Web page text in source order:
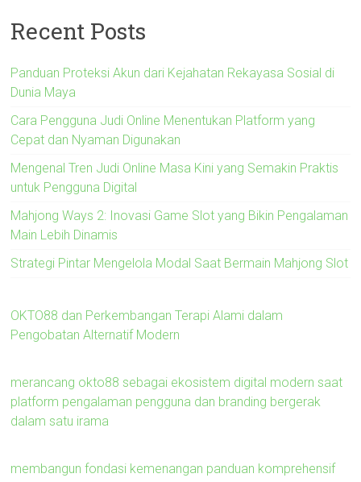
Recent Posts
Panduan Proteksi Akun dari Kejahatan Rekayasa Sosial di
Dunia Maya
Cara Pengguna Judi Online Menentukan Platform yang
Cepat dan Nyaman Digunakan
Mengenal Tren Judi Online Masa Kini yang Semakin Praktis
untuk Pengguna Digital
Mahjong Ways 2: Inovasi Game Slot yang Bikin Pengalaman
Main Lebih Dinamis
Strategi Pintar Mengelola Modal Saat Bermain Mahjong Slot
OKTO88 dan Perkembangan Terapi Alami dalam
Pengobatan Alternatif Modern
merancang okto88 sebagai ekosistem digital modern saat
platform pengalaman pengguna dan branding bergerak
dalam satu irama
membangun fondasi kemenangan panduan komprehensif